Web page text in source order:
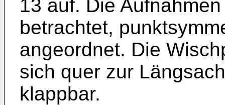
13 auf. Die
betrachtet,
angeordnet. Die
sich quer zur
klappbar.